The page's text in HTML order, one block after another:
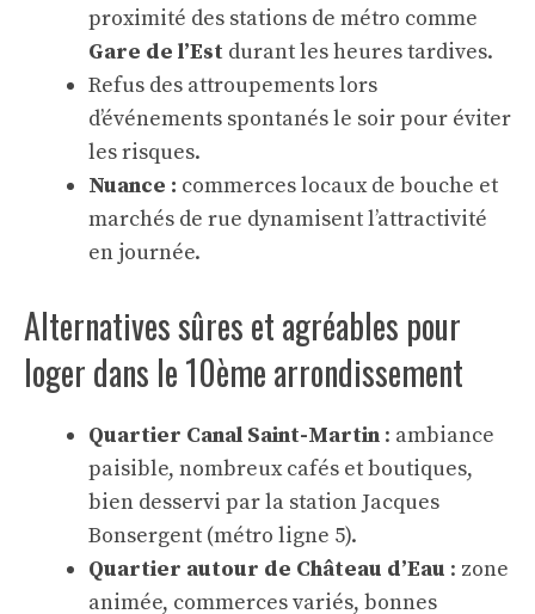
proximité des stations de métro comme
Gare de l’Est durant les heures tardives.
Refus des attroupements lors
d’événements spontanés le soir pour éviter
les risques.
Nuance : commerces locaux de bouche et
marchés de rue dynamisent l’attractivité
en journée.
Alternatives sûres et agréables pour
loger dans le 10ème arrondissement
Quartier Canal Saint-Martin : ambiance
paisible, nombreux cafés et boutiques,
bien desservi par la station Jacques
Bonsergent (métro ligne 5).
Quartier autour de Château d’Eau : zone
animée, commerces variés, bonnes